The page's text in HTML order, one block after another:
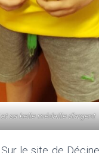
sa belle médaille d’argent